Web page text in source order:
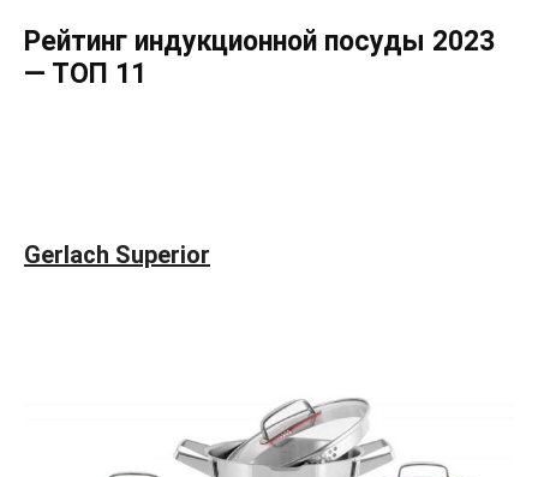
Рейтинг индукционной посуды 2023
— ТОП 11
Gerlach Superior